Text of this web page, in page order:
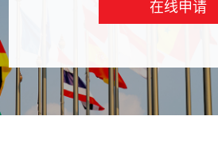
在线申请